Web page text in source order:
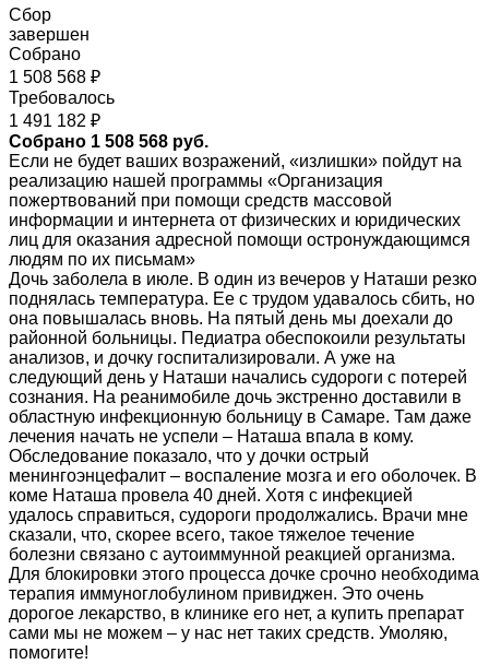
Сбор
завершен
Собрано
1 508 568 ₽
Требовалось
1 491 182 ₽
Собрано 1 508 568 руб.
Если не будет ваших возражений, «излишки» пойдут на
реализацию нашей программы «Организация
пожертвований при помощи средств массовой
информации и интернета от физических и юридических
лиц для оказания адресной помощи остронуждающимся
людям по их письмам»
Дочь заболела в июле. В один из вечеров у Наташи резко
поднялась температура. Ее с трудом удавалось сбить, но
она повышалась вновь. На пятый день мы доехали до
районной больницы. Педиатра обеспокоили результаты
анализов, и дочку госпитализировали. А уже на
следующий день у Наташи начались судороги с потерей
сознания. На реанимобиле дочь экстренно доставили в
областную инфекционную больницу в Самаре. Там даже
лечения начать не успели – Наташа впала в кому.
Обследование показало, что у дочки острый
менингоэнцефалит – воспаление мозга и его оболочек. В
коме Наташа провела 40 дней. Хотя с инфекцией
удалось справиться, судороги продолжались. Врачи мне
сказали, что, скорее всего, такое тяжелое течение
болезни связано с аутоиммунной реакцией организма.
Для блокировки этого процесса дочке срочно необходима
терапия иммуноглобулином привиджен. Это очень
дорогое лекарство, в клинике его нет, а купить препарат
сами мы не можем – у нас нет таких средств. Умоляю,
помогите!